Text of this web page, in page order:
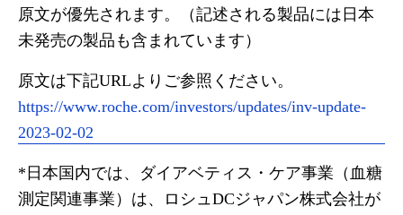
原文が優先されます。（記述される製品には日本
未発売の製品も含まれています）
原文は下記URLよりご参照ください。
https://www.roche.com/investors/updates/inv-update-
2023-02-02
*日本国内では、ダイアベティス・ケア事業（血糖
測定関連事業）は、ロシュDCジャパン株式会社が